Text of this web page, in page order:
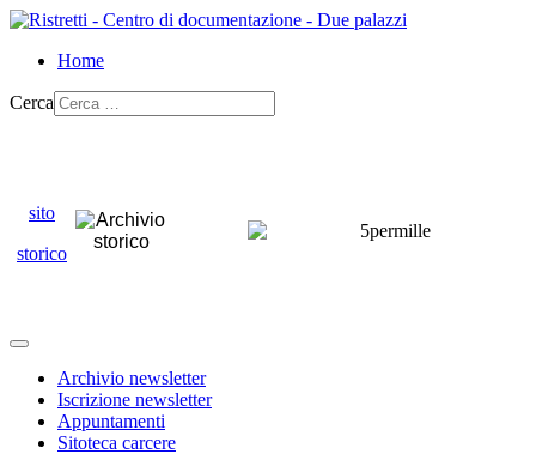
Home
Cerca
sito
storico
Archivio newsletter
Iscrizione newsletter
Appuntamenti
Sitoteca carcere